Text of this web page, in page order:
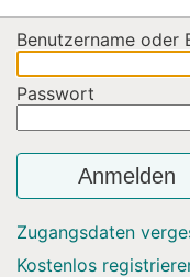
Benutzername oder
Passwort
Anmelden
Zugangsdaten
Kostenlos